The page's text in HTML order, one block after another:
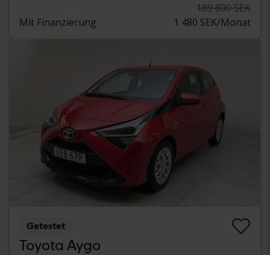
189 800 SEK
Mit Finanzierung
1 480 SEK/Monat
Getestet
Toyota Aygo